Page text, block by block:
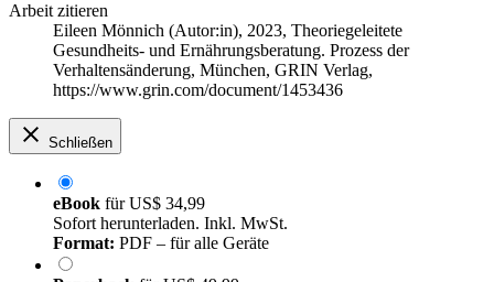
Arbeit zitieren
Eileen Mönnich (Autor:in), 2023, Theoriegeleitete
Gesundheits- und Ernährungsberatung. Prozess der
Verhaltensänderung, München, GRIN Verlag,
https://www.grin.com/document/1453436
Schließen
eBook fürUS$ 34,99
Sofort herunterladen. Inkl. MwSt.
Format: PDF – für alle Geräte